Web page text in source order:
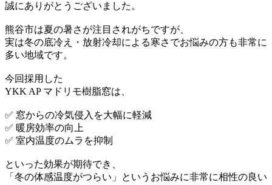
誠にありがとうございました。
熊谷市は夏の暑さが注目されがちですが、
実は冬の底冷え・放射冷却による寒さでお悩みの方も非常に
多い地域です。
今回採用した
YKK AP マドリモ樹脂窓は、
✅ 窓からの冷気侵入を大幅に軽減
✅ 暖房効率の向上
✅ 室内温度のムラを抑制
といった効果が期待でき、
「冬の体感温度がつらい」というお悩みに非常に相性の良い